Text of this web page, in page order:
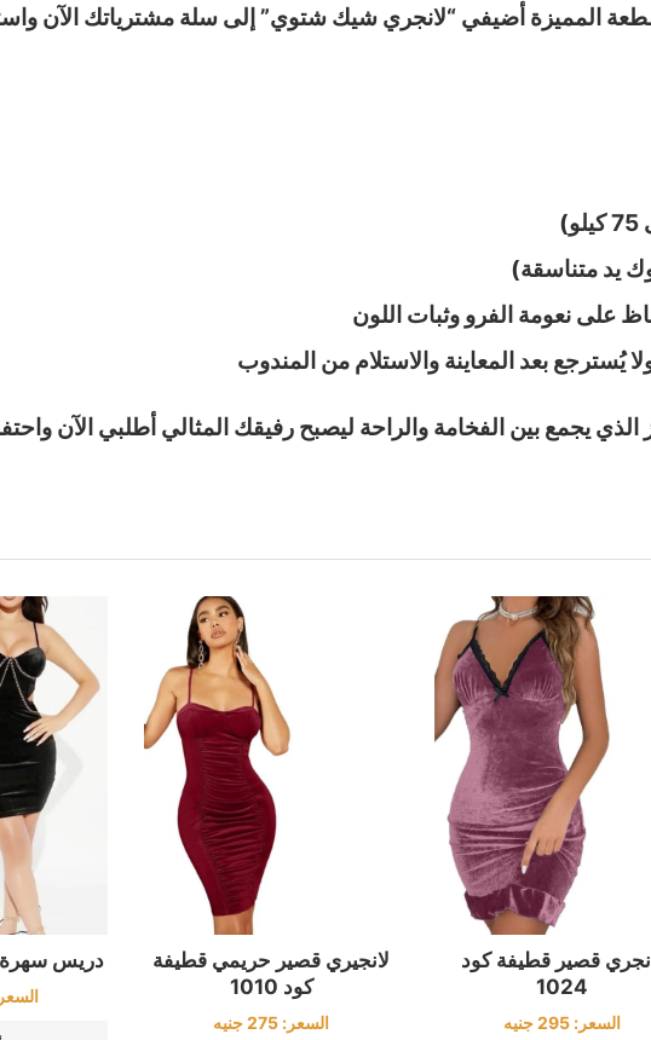
المميزة أضيفي “لانجري شيك شتوي” إلى سلة مشترياتك الآن
على نعومة الفرو وثبات اللون
يُسترجع بعد المعاينة والاستلام من المندوب
الذي يجمع بين الفخامة والراحة ليصبح رفيقك المثالي أطلبي الآن
قصير قطيفة كود
1024
السعر:295 جنيه
لانجيري قصير حريمي قطيفة
كود 1010
السعر: 275جنيه
دريس سهرة